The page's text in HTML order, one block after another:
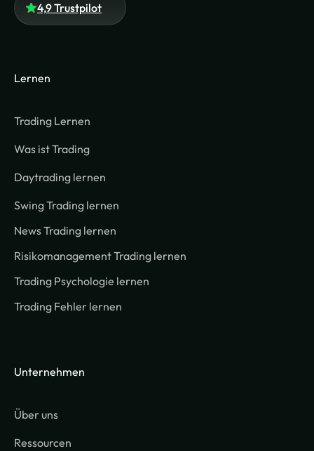
4,9 Trustpilot
Lernen
Trading Lernen
Was ist Trading
Daytrading lernen
Swing Trading lernen
News Trading lernen
Risikomanagement Trading lernen
Trading Psychologie lernen
Trading Fehler lernen
Unternehmen
Über uns
Ressourcen